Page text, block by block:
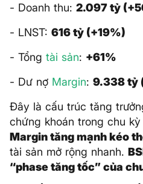
- Doanh thu: 2.097 tỷ
- LNST: 616 tỷ (+19%)
- Tổng tài sản: +61%
- Dư nợ Margin: 9.338 tỷ
Đây là cấu trúc tăng
chứng khoán trong chu kỳ
Margin tăng mạnh kéo
tài sản mở rộng nhanh.
“phase tăng tốc” của